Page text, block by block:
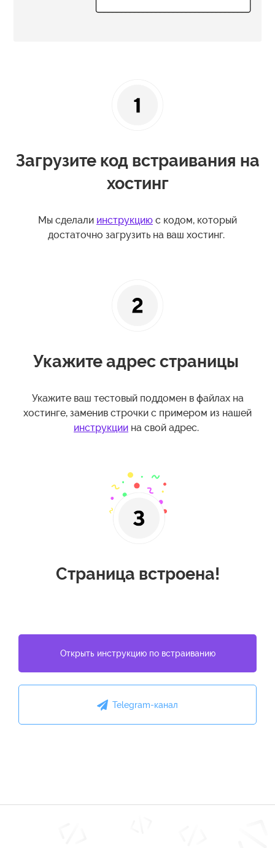
Загрузите код встраивания на
хостинг
Мы сделали инструкцию с кодом, который
достаточно загрузить на ваш хостинг.
Укажите адрес страницы
Укажите ваш тестовый поддомен в файлах на
хостинге, заменив строчки с примером из нашей
инструкции на свой адрес.
Страница встроена!
Открыть инструкцию по встраиванию
Telegram-канал